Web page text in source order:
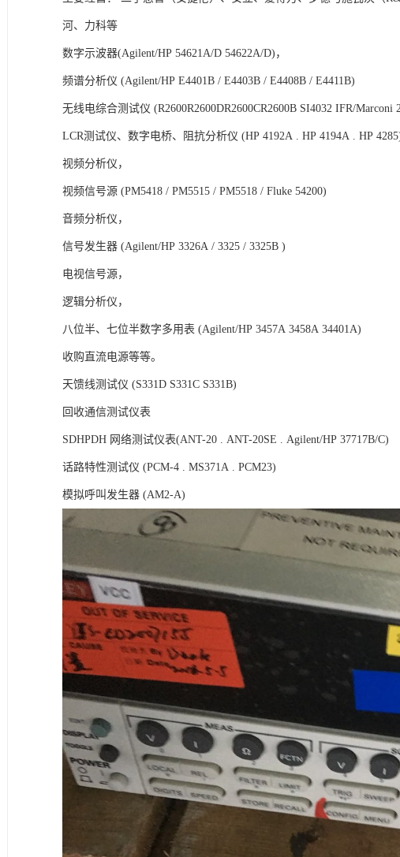
河、力科等
数字示波器(Agilent/HP 54621A/D 54622A/D)，
频谱分析仪 (Agilent/HP E4401B / E4403B / E4408B / E4411B)
无线电综合测试仪 (R2600R2600DR2600CR2600B SI4032 IFR/Marconi
LCR测试仪、数字电桥、阻抗分析仪 (HP 4192A . HP 4194A . HP
视频分析仪，
视频信号源 (PM5418 / PM5515 / PM5518 / Fluke 54200)
音频分析仪，
信号发生器 (Agilent/HP 3326A / 3325 / 3325B )
电视信号源，
逻辑分析仪，
八位半、七位半数字多用表 (Agilent/HP 3457A 3458A 34401A)
收购直流电源等等。
天馈线测试仪 (S331D S331C S331B)
回收通信测试仪表
SDHPDH 网络测试仪表(ANT-20 . ANT-20SE . Agilent/HP 37717B/C)
话路特性测试仪 (PCM-4 . MS371A . PCM23)
模拟呼叫发生器 (AM2-A)